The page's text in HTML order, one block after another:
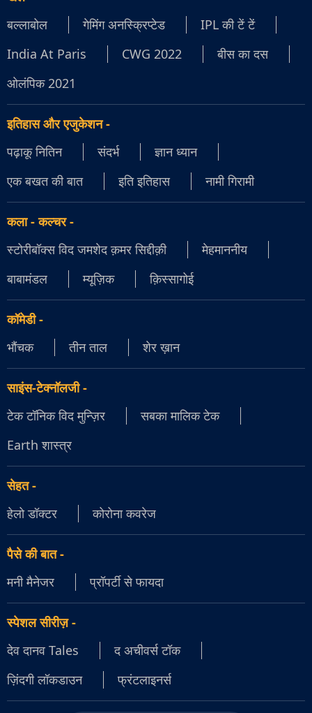
बल्लाबोल
गेमिंग अनस्क्रिप्टेड
IPL की टें टें
India At Paris
CWG 2022
बीस का दस
ओलंपिक 2021
इतिहास और एजुकेशन-
पढ़ाकू नितिन
संदर्भ
ज्ञान ध्यान
एक बखत की बात
इति इतिहास नामी गिरामी
कला - कल्चर-
स्टोरीबॉक्स विद जमशेद क़मर सिद्दीक़ी
मेहमाननीय
बाबामंडल
म्यूज़िक क़िस्सागोई
कॉमेडी-
भौंचक
तीन ताल शेर ख़ान
साइंस-टेक्नॉलजी-
टेक टॉनिक विद मुन्ज़िर
सबका मालिक टेक
Earth शास्त्र
सेहत-
हेलो डॉक्टर
कोरोना कवरेज
पैसे की बात-
मनी मैनेजर
प्रॉपर्टी से फायदा
स्पेशल सीरीज़-
देव दानव Tales
द अचीवर्स टॉक
ज़िंदगी लॉकडाउन
फ्रंटलाइनर्स